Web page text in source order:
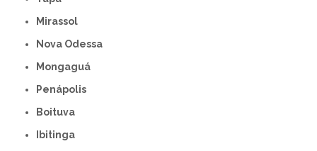
Mirassol
Nova Odessa
Mongaguá
Penápolis
Boituva
Ibitinga